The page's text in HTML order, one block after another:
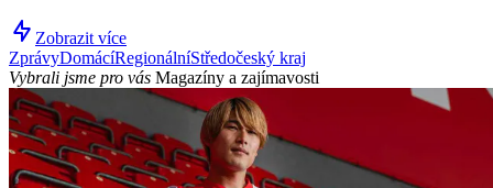
Zobrazit více
ZprávyDomácíRegionálníStředočeský kraj
Vybrali jsme pro vás Magazíny a zajímavosti